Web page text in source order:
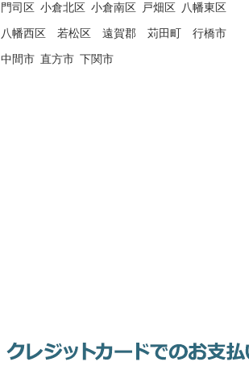
門司区 小倉北区 小倉南区 戸畑区 八幡東区
八幡西区
若松区 遠賀郡 苅田町
行橋市
中間市 直方市 下関市